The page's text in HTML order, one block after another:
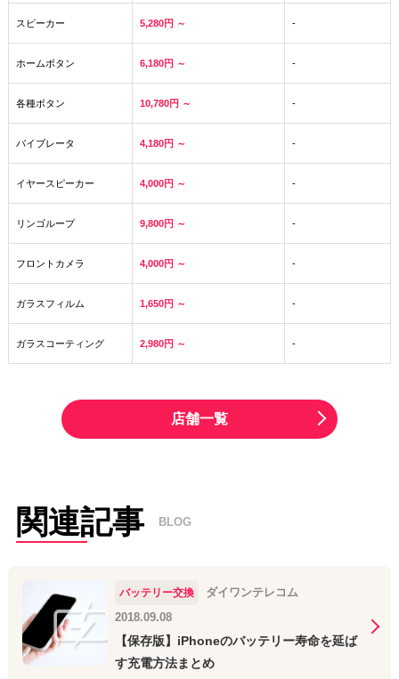
スピーカー 5,280円 ～ -
ホームボタン 6,180円 ～ -
各種ボタン 10,780円 ～ -
バイブレータ 4,180円 ～ -
イヤースピーカー 4,000円 ～ -
リンゴループ 9,800円 ～ -
フロントカメラ 4,000円 ～ -
ガラスフィルム 1,650円 ～ -
ガラスコーティング 2,980円 ～ -
店舗一覧
関連記事 BLOG
バッテリー交換
ダイワンテレコム
2018.09.08
【保存版】iPhoneのバッテリー寿命を延ば
す充電方法まとめ